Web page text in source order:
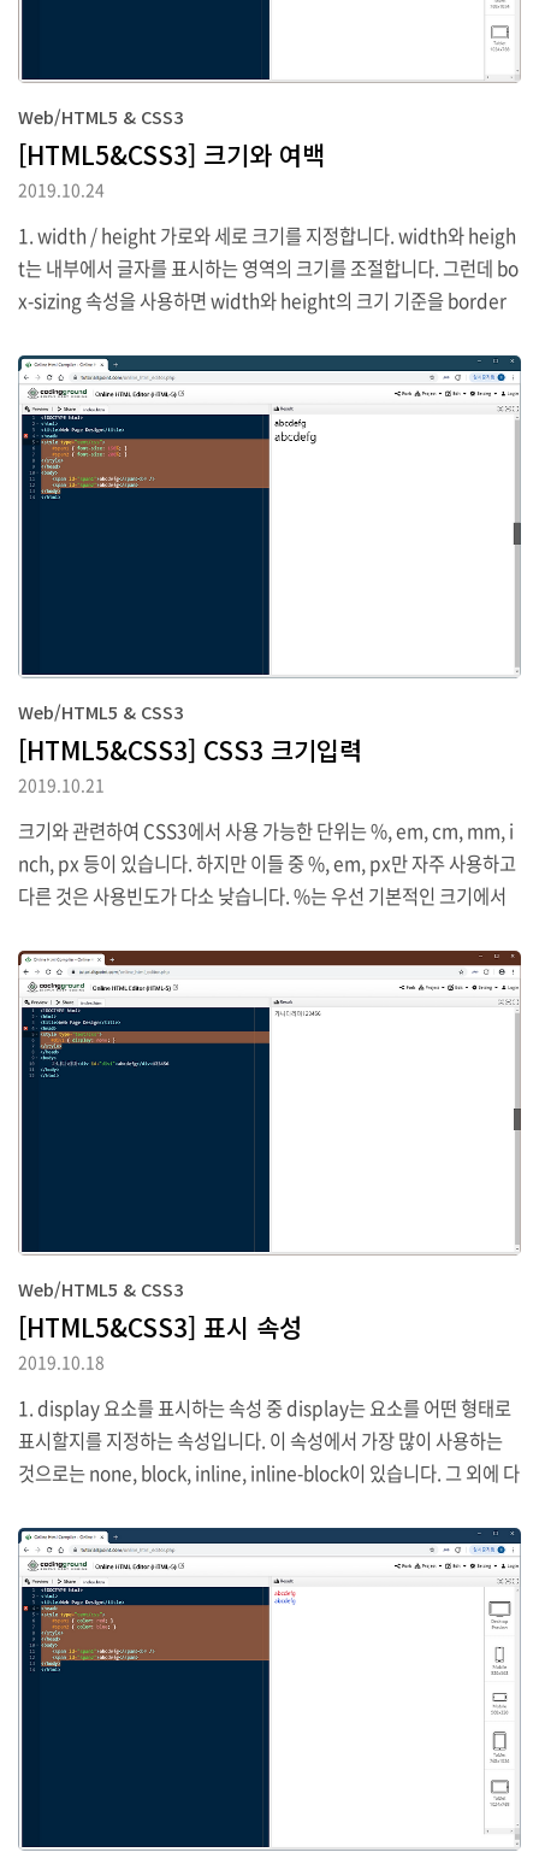
Web/HTML5 & CSS3
[HTML5&CSS3] 크기와 여백
2019.10.24
1. width / height 가로와 세로 크기를 지정합니다. width와 heigh
t는 내부에서 글자를 표시하는 영역의 크기를 조절합니다. 그런데 bo
x-sizing 속성을 사용하면 width와 height의 크기 기준을 border
n과 padding는 여백과 관련된 속성으로 border를 기준으로 안쪽
을 padding, 바깥쪽을 margin으로 볼 수 있습니다. 참고로 margi
n은 margin-bottom으로 아래쪽, margin-left로 왼쪽, margin-ri
ght로 오른쪽, margin-top으로 위쪽 영역을 개별적으로 지정할 수
있습니다.
Web/HTML5 & CSS3
[HTML5&CSS3] CSS3 크기입력
2019.10.21
크기와 관련하여 CSS3에서 사용 가능한 단위는 %, em, cm, mm, i
nch, px 등이 있습니다. 하지만 이들 중 %, em, px만 자주 사용하고
다른 것은 사용빈도가 다소 낮습니다. %는 우선 기본적인 크기에서
수 단위입니다. 따라서 1em은 1배, 1.5em은 1.5배를 의미합니다.
이 역시 상대적인 크기입니다. abcdefg abcdefg px는 픽셀단위 크
기이며 %와 em과는 달리 절대적인 크기를 설정하도록 합니다. abc
defg abcdefg
Web/HTML5 & CSS3
[HTML5&CSS3] 표시 속성
2019.10.18
1. display 요소를 표시하는 속성 중 display는 요소를 어떤 형태로
표시할지를 지정하는 속성입니다. 이 속성에서 가장 많이 사용하는
것으로는 none, block, inline, inline-block이 있습니다. 그 외에 다
지는 않습니다. 먼저 none는 요소를 화면에 보이지 않게 합니다. blo
ck는 요소가 전체 영역을 모두 사용해 block형태로 보이도록 합니다.
inline은 block과 달리 다른 요소와 같이 배치될 수 있도록 합니다. in
line-block는 inline과 비슷하지만 요소에 width와 height속성을
사용할 수 있습니다. 2. visibility visibility는 요소를 보이거나 보이